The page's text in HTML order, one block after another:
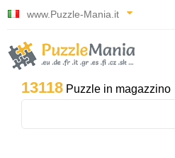
www.Puzzle-Mania.it
13118 Puzzle in magazzino